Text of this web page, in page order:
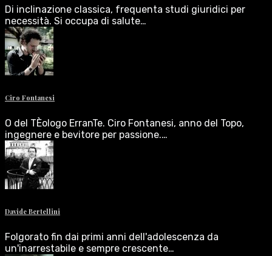
Di inclinazione classica, frequenta studi giuridici per
necessità. Si occupa di salute…
Ciro Fontanesi
O del TÈologo ErranTe. Ciro Fontanesi, anno del Topo,
ingegnere e bevitore per passione.…
Davide Bertellini
Folgorato fin dai primi anni dell'adolescenza da
un'inarrestabile e sempre crescente…